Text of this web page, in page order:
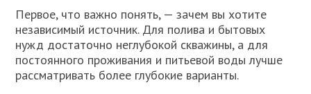
Первое, что важно понять, — зачем вы хотите
независимый источник. Для полива и бытовых
нужд достаточно неглубокой скважины, а для
постоянного проживания и питьевой воды лучше
рассматривать более глубокие варианты.